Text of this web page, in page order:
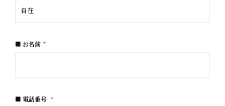
お名前 *
電話番号 *